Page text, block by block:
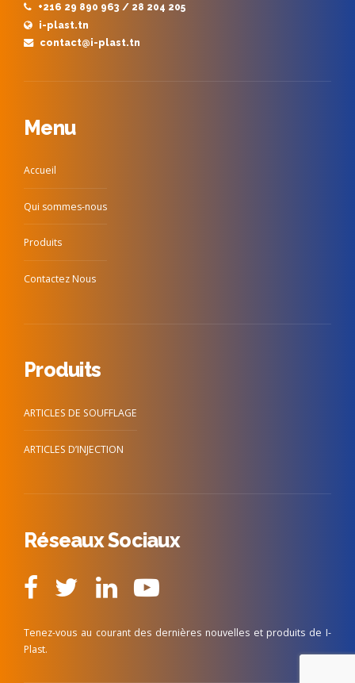
+216 29 890 963 / 28 204 205
i-plast.tn
contact@i-plast.tn
Menu
Accueil
Qui sommes-nous
Produits
Contactez Nous
Produits
ARTICLES DE SOUFFLAGE
ARTICLES D’INJECTION
Réseaux Sociaux
Tenez-vous au courant des dernières nouvelles et produits de I-
Plast.